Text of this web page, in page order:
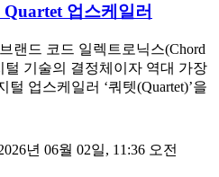
업스케일러
랜드 코드 일렉트로닉스(Chord
털 기술의 결정체이자 역대 가장
업스케일러 ‘쿼텟(Quartet)’을
년 06월 02일, 11:36 오전